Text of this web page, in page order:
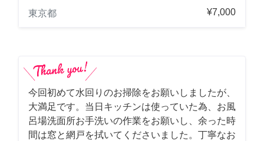
東京都
¥7,000
今回初めて水回りのお掃除をお願いしましたが、
大満足です。当日キッチンは使っていた為、お風
呂場洗面所お手洗いの作業をお願いし、余った時
間は窓と網戸を拭いてくださいました。丁寧なお